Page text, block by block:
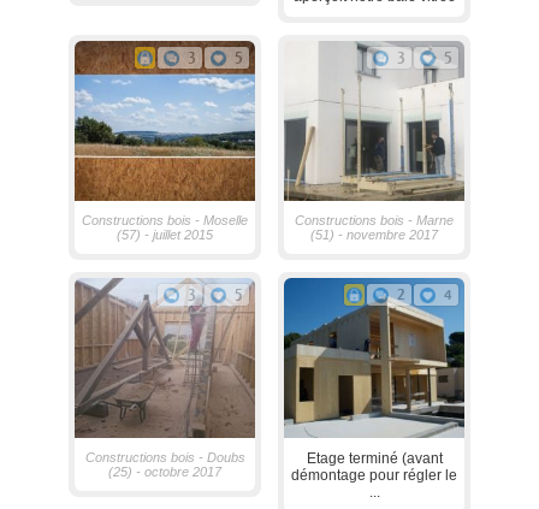
3 5
Constructions bois - Moselle
(57) - juillet 2015
3 5
Constructions bois - Marne
(51) - novembre 2017
3 5
Constructions bois - Doubs
(25) - octobre 2017
2 4
Etage terminé (avant
démontage pour régler le
...